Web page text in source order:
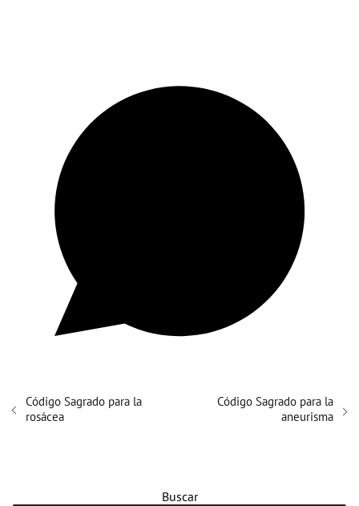
Código Sagrado para la
rosácea
Código Sagrado para la
aneurisma
Buscar